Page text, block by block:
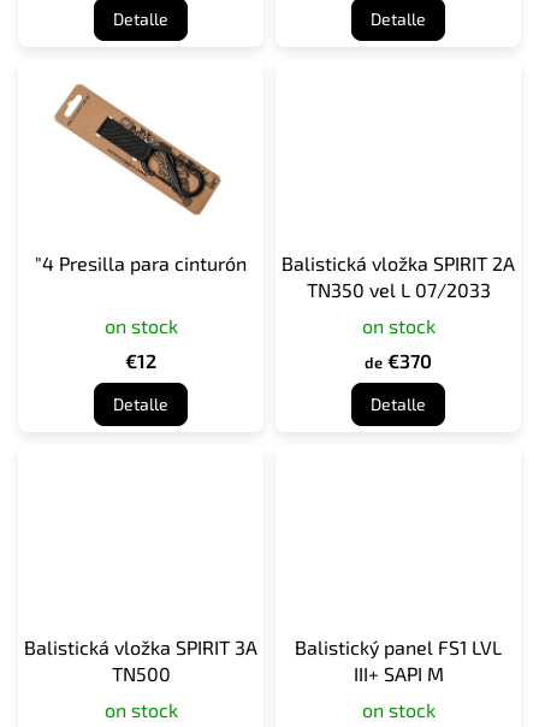
Detalle Detalle
"4 Presilla para cinturón
on stock
€12
Detalle
Balistická vložka SPIRIT 2A
TN350 vel L 07/2033
on stock
de €370
Detalle
Balistická vložka SPIRIT 3A
TN500
on stock
Balistický panel FS1 LVL
III+ SAPI M
on stock